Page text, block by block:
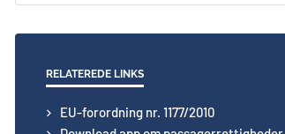
RELATEREDE LINKS
EU-forordning nr. 1177/2010